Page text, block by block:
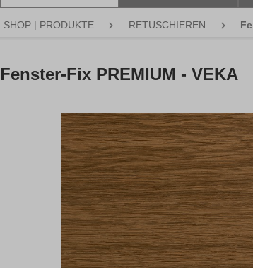
SHOP | PRODUKTE RETUSCHIEREN
Fenster-Fix PREMIUM - VEKA